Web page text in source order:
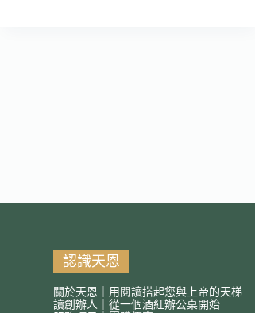
認識天恩
關於天恩｜用閱讀搭起您與上帝的天梯
讀創辦人｜從一個酒紅辦公桌開始